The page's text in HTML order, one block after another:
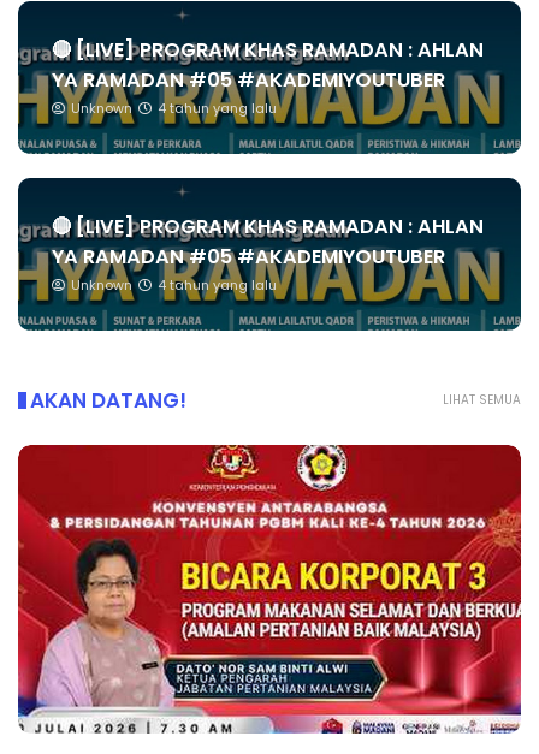
🔴 [LIVE] PROGRAM KHAS RAMADAN : AHLAN
YA RAMADAN #05 #AKADEMIYOUTUBER
Unknown 4 tahun yang lalu
🔴 [LIVE] PROGRAM KHAS RAMADAN : AHLAN
YA RAMADAN #05 #AKADEMIYOUTUBER
Unknown 4 tahun yang lalu
LIHAT SEMUA
AKAN DATANG!